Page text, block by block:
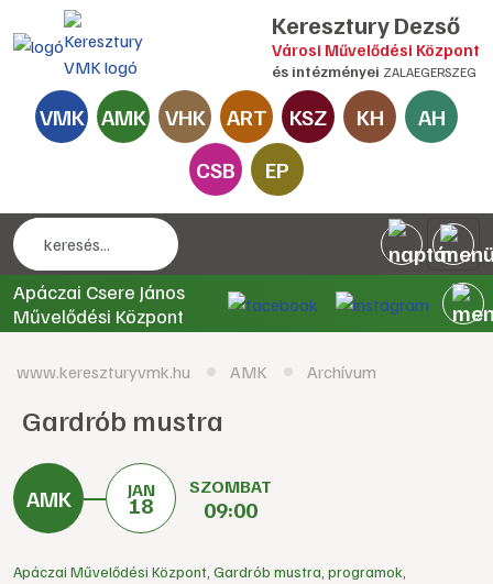
Keresztury Dezső
Városi Művelődési Központ
és intézményei ZALAEGERSZEG
VMK AMK VHK ART KSZ KH
AH
CSB
EP
Apáczai Csere János
Művelődési Központ
www.kereszturyvmk.hu AMK Archívum
Gardrób mustra
JAN
18
SZOMBAT
09:00
Apáczai Művelődési Központ Gardrób mustra programok